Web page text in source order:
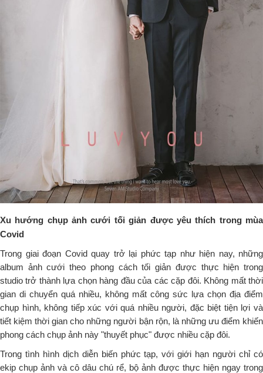
Xu hướng chụp ảnh cưới tối giản được yêu thích trong mùa
Covid
Trong giai đoạn Covid quay trở lại phức tạp như hiện nay, những
album ảnh cưới theo phong cách tối giản được thực hiện trong
studio trở thành lựa chọn hàng đầu của các cặp đôi. Không mất thời
gian di chuyển quá nhiều, không mất công sức lựa chọn địa điểm
chụp hình, không tiếp xúc với quá nhiều người, đặc biệt tiện lợi và
tiết kiệm thời gian cho những người bận rộn, là những ưu điểm khiến
phong cách chụp ảnh này "thuyết phục" được nhiều cặp đôi.
Trong tình hình dịch diễn biến phức tạp, với giới hạn người chỉ có
ekip chụp ảnh và cô dâu chú rể, bộ ảnh được thực hiện ngay trong